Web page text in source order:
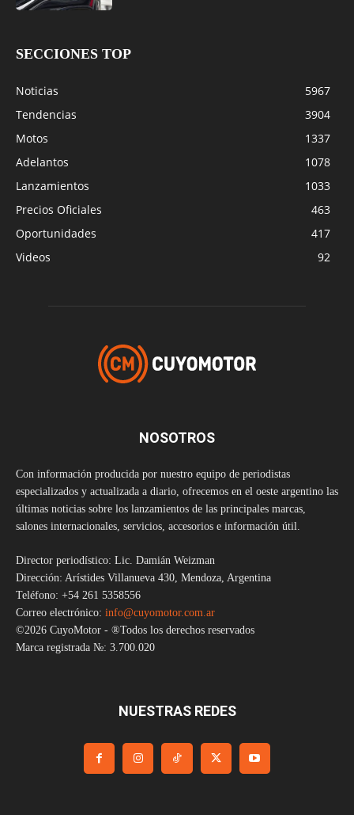
SECCIONES TOP
Noticias
5967
Tendencias
3904
Motos
1337
Adelantos
1078
Lanzamientos
1033
Precios Oficiales
463
Oportunidades
417
Videos
92
NOSOTROS
Con información producida por nuestro equipo de periodistas
especializados y actualizada a diario, ofrecemos en el oeste argentino las
últimas noticias sobre los lanzamientos de las principales marcas,
salones internacionales, servicios, accesorios e información útil.
Director periodístico: Lic. Damián Weizman
Dirección: Arístides Villanueva 430, Mendoza, Argentina
Teléfono: +54 261 5358556
Correo electrónico: info@cuyomotor.com.ar
©2026 CuyoMotor - ®Todos los derechos reservados
Marca registrada №: 3.700.020
NUESTRAS REDES